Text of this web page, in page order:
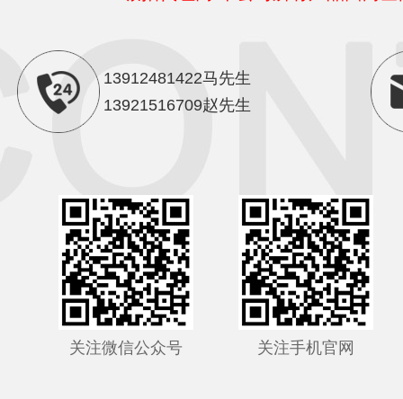
13912481422马先生
13921516709赵先生
关注微信公众号 关注手机官网